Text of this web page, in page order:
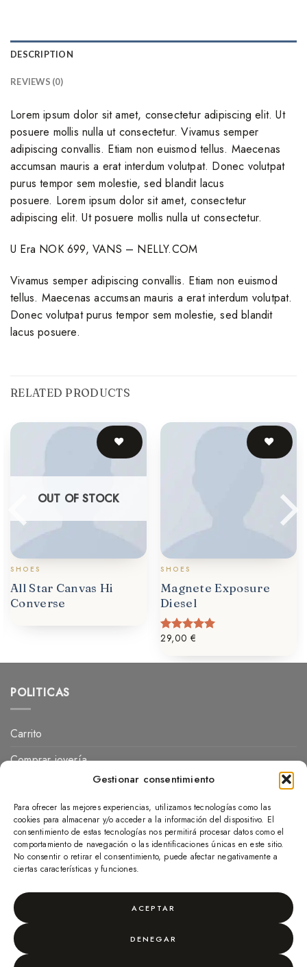
Gestionar consentimiento
Para ofrecer las mejores experiencias, utilizamos tecnologías como las
cookies para almacenar y/o acceder a la información del dispositivo. El
consentimiento de estas tecnologías nos permitirá procesar datos como el
comportamiento de navegación o las identificaciones únicas en este sitio.
No consentir o retirar el consentimiento, puede afectar negativamente a
ciertas características y funciones.
ACEPTAR
DENEGAR
DESCRIPTION
REVIEWS (0)
Lorem ipsum dolor sit amet, consectetur adipiscing elit. Ut
posuere mollis nulla ut consectetur. Vivamus semper
adipiscing convallis. Etiam non euismod tellus. Maecenas
accumsan mauris a erat interdum volutpat. Donec volutpat
purus tempor sem molestie, sed blandit lacus
posuere. Lorem ipsum dolor sit amet, consectetur
adipiscing elit. Ut posuere mollis nulla ut consectetur.
U Era NOK 699, VANS – NELLY.COM
Vivamus semper adipiscing convallis. Etiam non euismod
tellus. Maecenas accumsan mauris a erat interdum volutpat.
Donec volutpat purus tempor sem molestie, sed blandit
lacus posuere.
RELATED PRODUCTS
OUT OF STOCK
SHOES
All Star Canvas Hi
Converse
SHOES
Magnete Exposure
Diesel
Rated5.00
29,00 €
POLITICAS
Carrito
Comprar joyería
Mi cuenta
politicas de privacidad
Tienda
Wishlist
Copyright 2026 © BGOLD MALAGA DERECHOS RESERVADOS